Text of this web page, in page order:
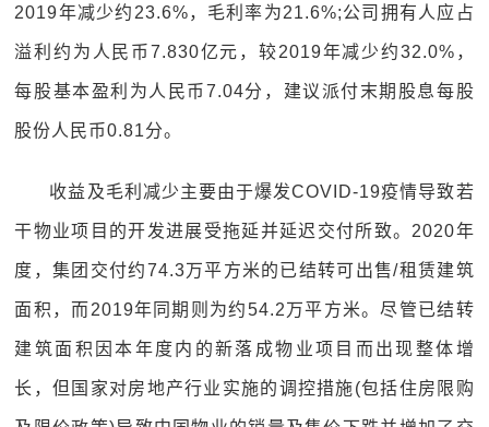
2019年减少约23.6%，毛利率为21.6%;公司拥有人应占
溢利约为人民币7.830亿元，较2019年减少约32.0%，
每股基本盈利为人民币7.04分，建议派付末期股息每股
股份人民币0.81分。
收益及毛利减少主要由于爆发COVID-19疫情导致若
干物业项目的开发进展受拖延并延迟交付所致。2020年
度，集团交付约74.3万平方米的已结转可出售/租赁建筑
面积，而2019年同期则为约54.2万平方米。尽管已结转
建筑面积因本年度内的新落成物业项目而出现整体增
长，但国家对房地产行业实施的调控措施(包括住房限购